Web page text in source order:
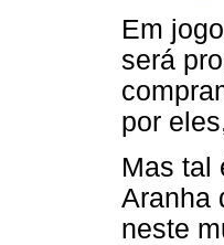
Em
será
por
Mas tal
Aranha
neste